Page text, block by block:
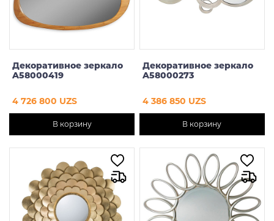
Декоративное зеркало
A58000419
4 726 800 UZS
В корзину
Декоративное зеркало
A58000273
4 386 850 UZS
В корзину